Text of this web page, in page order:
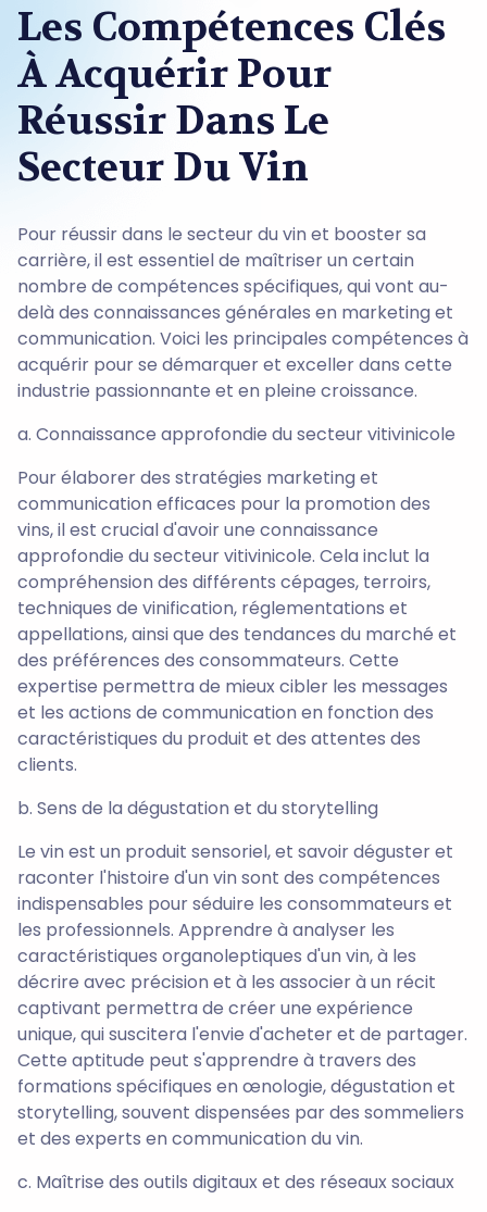
Les Compétences Clés
À Acquérir Pour
Réussir Dans Le
Secteur Du Vin
Pour réussir dans le secteur du vin et booster sa
carrière, il est essentiel de maîtriser un certain
nombre de compétences spécifiques, qui vont au-
delà des connaissances générales en marketing et
communication. Voici les principales compétences à
acquérir pour se démarquer et exceller dans cette
industrie passionnante et en pleine croissance.
a. Connaissance approfondie du secteur vitivinicole
Pour élaborer des stratégies marketing et
communication efficaces pour la promotion des
vins, il est crucial d'avoir une connaissance
approfondie du secteur vitivinicole. Cela inclut la
compréhension des différents cépages, terroirs,
techniques de vinification, réglementations et
appellations, ainsi que des tendances du marché et
des préférences des consommateurs. Cette
expertise permettra de mieux cibler les messages
et les actions de communication en fonction des
caractéristiques du produit et des attentes des
clients.
b. Sens de la dégustation et du storytelling
Le vin est un produit sensoriel, et savoir déguster et
raconter l'histoire d'un vin sont des compétences
indispensables pour séduire les consommateurs et
les professionnels. Apprendre à analyser les
caractéristiques organoleptiques d'un vin, à les
décrire avec précision et à les associer à un récit
captivant permettra de créer une expérience
unique, qui suscitera l'envie d'acheter et de partager.
Cette aptitude peut s'apprendre à travers des
formations spécifiques en œnologie, dégustation et
storytelling, souvent dispensées par des sommeliers
et des experts en communication du vin.
c. Maîtrise des outils digitaux et des réseaux sociaux